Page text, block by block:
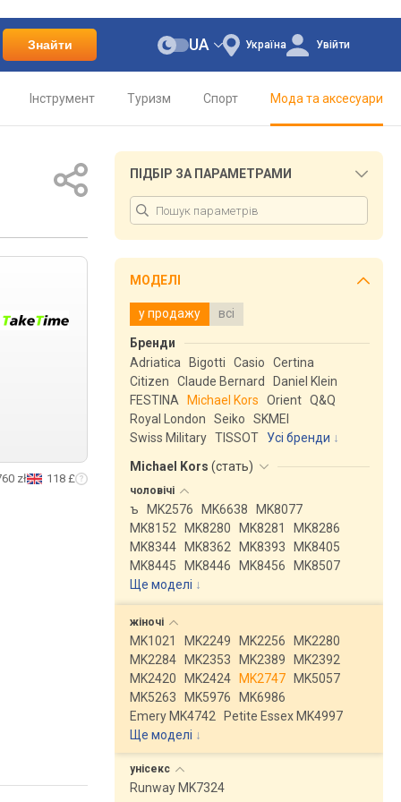
Знайти Україна
UA Увійти
Інструмент Туризм Спорт Мода та аксесуари
zł 118 £
ПІДБІР ЗА ПАРАМЕТРАМИ
МОДЕЛІ
у продажу всі
Бренди
Adriatica
Bigotti Casio
Certina
Citizen
Claude Bernard
Daniel Klein
FESTINA
Michael Kors Orient Q&Q
Royal London
Seiko
SKMEI
Swiss Military TISSOT
Усі бренди
Michael Kors (стать)
чоловічі
ъ MK2576 MK6638
MK8077
MK8152
MK8280 MK8281
MK8286
MK8344
MK8362 MK8393
MK8405
MK8445
MK8446 MK8456
MK8507
Ще моделі ↓
жіночі
MK1021 MK2249 MK2256
MK2280
MK2284
MK2353 MK2389
MK2392
MK2420
MK2424 MK2747
MK5057
MK5263
MK5976
MK6986
Emery MK4742
Petite Essex MK4997
Ще моделі ↓
унісекс
Runway MK7324